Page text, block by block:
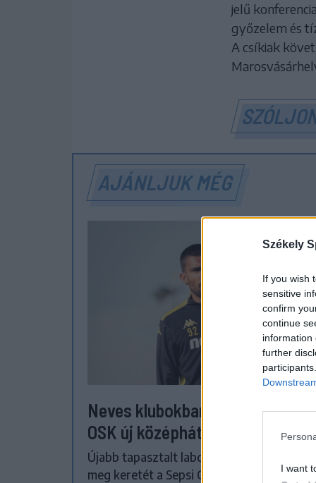
Székely
If you wish
sensitive
confirm
continue
information
further
I want
jelű
győzelem és
A csíkiak
AJÁNLJUK MÉG
Neves klubokban játszott a
OSK új középhátvédje
Újabb tapasztalt labdarúgóval erősítette
meg keretét a Sepsi OSK. A háromszéki